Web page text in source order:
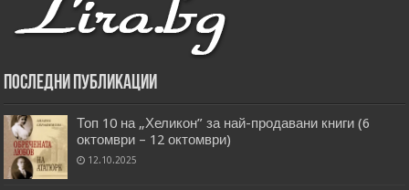
Последни публикации
Топ 10 на „Хеликон” за най-продавани книги (6
октомври – 12 октомври)
12.10.2025